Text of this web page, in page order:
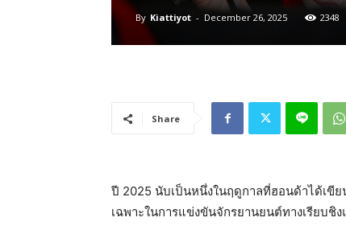
By Kiattiyot - December 26, 2025 2348
Share
ปี 2025 นับเป็นหนึ่งในฤดูกาลที่ฮอนด้าได้เขี
เฉพาะในการแข่งขันจักรยานยนต์ทางเรียบชิ